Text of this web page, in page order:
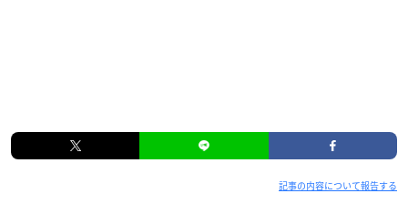
記事の内容について報告する